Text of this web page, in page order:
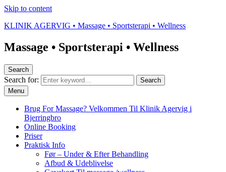
Skip to content
KLINIK AGERVIG • Massage • Sportsterapi • Wellness
Massage • Sportsterapi • Wellness
Search
Search for:
Search
Menu
Brug For Massage? Velkommen Til Klinik Agervig i
Bjerringbro
Online Booking
Priser
Praktisk Info
Før – Under & Efter Behandling
Afbud & Udeblivelse